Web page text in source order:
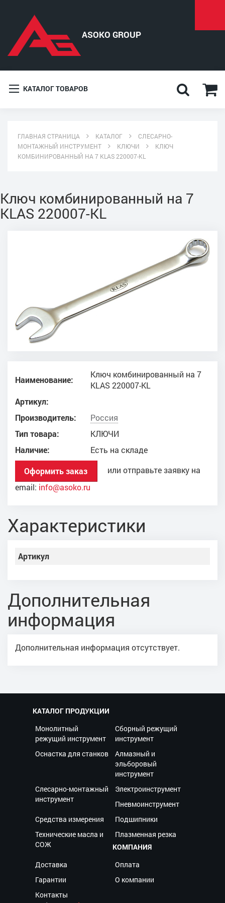
КАТАЛОГ ТОВАРОВ
ГЛАВНАЯ СТРАНИЦА КАТАЛОГ
СЛЕСАРНО-
МОНТАЖНЫЙ ИНСТРУМЕНТ
КЛЮЧИ
КЛЮЧ
КОМБИНИРОВАННЫЙ НА 7 KLAS 220007-KL
Ключ комбинированный на 7
KLAS 220007-KL
Наименование:
Ключ комбинированный на 7
KLAS 220007-KL
Артикул:
Производитель:
Россия
Тип товара:
КЛЮЧИ
Наличие:
Есть на складе
Оформить заказ
или отправьте заявку на
email: info@asoko.ru
Характеристики
Артикул
Дополнительная
информация
Дополнительная информация отсутствует.
КАТАЛОГ ПРОДУКЦИИ
Монолитный
режущий инструмент
Сборный режущий
инструмент
Оснастка для станков
Алмазный и
эльборовый
инструмент
Слесарно-монтажный
инструмент
Электроинструмент
Пневмоинструмент
Средства измерения
Подшипники
Технические масла и
СОЖ
Плазменная резка
КОМПАНИЯ
Доставка
Оплата
Гарантии
О компании
Контакты